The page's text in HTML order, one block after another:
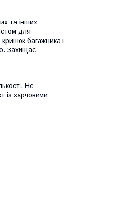
та інших
для
багажника і
Захищає
Не
із харчовими